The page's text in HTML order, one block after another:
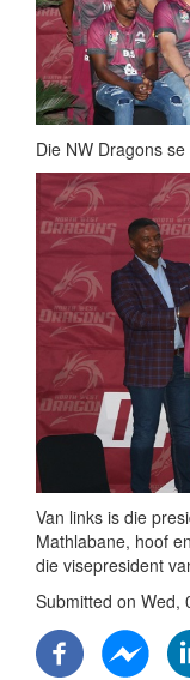
Die NW Dragons
Van links is die
Mathlabane, hoof
die visepresident
Submitted on Wed,